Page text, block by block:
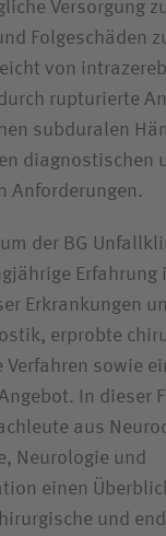
Journalist
Versorgung
Folgeschäden
von
rupturierte
subduralen
diagnostischen
Anforderungen.
der BG
Erfahrung
Erkrankungen
erprobte
sowie
In dieser
aus
Neurologie und
einen
und